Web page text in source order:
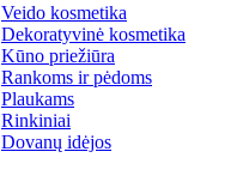
Veido kosmetika
Dekoratyvinė kosmetika
Kūno priežiūra
Rankoms ir pėdoms
Plaukams
Rinkiniai
Dovanų idėjos